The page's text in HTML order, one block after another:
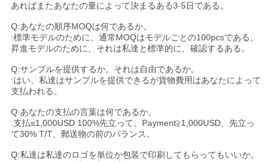
あればまたあなたの量によって決まるある3-5日である。
Q:あなたの順序MOQは何であるか。
:標準モデルのために、通常MOQはモデルごとの100pcsである。
昇進モデルのために、それは私達と標準的に、確認するある。
Q:サンプルを提供するか。それは自由であるか。
:はい、私達はサンプルを提供できるが貨物費用はあなたによって
支払われる。
Q:あなたの支払の言葉は何であるか。
:支払≤1,000USD 100%先立って。Payment≧1,000USD、先立っ
て30% T/T、郵送物の前のバランス。
Q:私達は私達のロゴを単位か包装で印刷してもらってもいいか。